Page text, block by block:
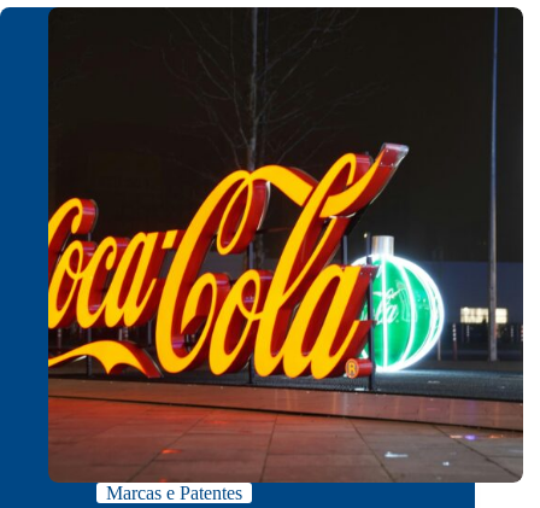
Marcas e Patentes